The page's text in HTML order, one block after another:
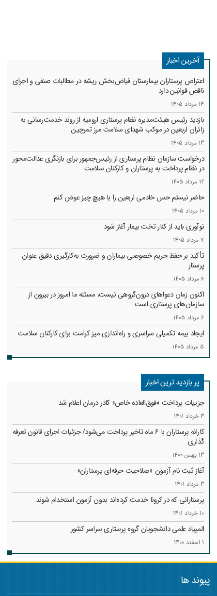
آخرین اخبار
اعتراض پرستاران بیمارستان فیاض‌بخش ریشه در مطالبات صنفی و اجرای
ناقص قوانین دارد
14 مرداد 1405
بازدید رئیس هیئت‌مدیره نظام پرستاری ارومیه از روند خدمت‌رسانی به
زائران اربعین در موکب شهدای سلامت مرز تمرچین
13 مرداد 1405
درخواست سازمان نظام پرستاری از رئیس‌جمهور برای بازنگری عدالت‌محور
در نظام پرداخت به پرستاران و کارکنان سلامت
12 مرداد 1405
حاضر نیستم حس خادمی اربعین را با هیچ چیز عوض کنم
10 مرداد 1405
نوآوری باید از کنار تخت بیمار آغاز شود
7 مرداد 1405
تأکید بر حفظ حریم خصوصی بیماران و ضرورت به‌کارگیری دقیق عنوان
پرستار
6 مرداد 1405
اکنون زمان دعواهای درون‌گروهی نیست، مسئله ما امروز در بیرون از
سازمان‌های پرستاری است
6 مرداد 1405
ایجاد بیمه تکمیلی سراسری و راه‌اندازی میز کرامت برای کارکنان سلامت
5 مرداد 1405
پر بازدید ترین اخبار
جزییات پرداخت «فوق‌العاده خاص» کادر درمان اعلام شد
3 خرداد 1401
کارانه‌ پرستاران با 6 ماه تاخیر پرداخت می‌شود/ جزئیات اجرای قانون تعرفه
گذاری
13 بهمن 1400
آغاز ثبت نام آزمون «صلاحیت حرفه‌ای پرستاران»
3 مرداد 1401
پرستارانی که در کرونا خدمت کرد‌ه‌اند بدون آزمون استخدام شوند
10 خرداد 1401
المپیاد علمی دانشجویان گروه پرستاری سراسر کشور
1 اسفند 1400
پیوند ها